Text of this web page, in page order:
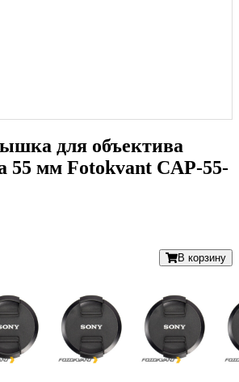
для объектива
55 мм Fotokvant CAP-55-
В корзину